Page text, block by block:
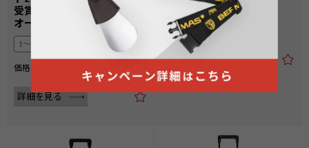
受賞] ワンタッチフロント
オープン 32L 39cm
1〜2泊
価格
詳細を見る
価格 ¥ 34,100
詳細を見る